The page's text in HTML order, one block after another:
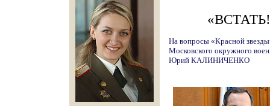
На вопросы «Красной
Московского окружного
Юрий КАЛИНИЧЕНКО